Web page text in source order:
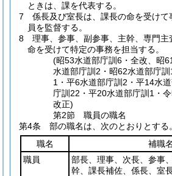
ときは、課を代表する。
7
係長及び室長は、課長の命を受け
員を監督する。
8
理事、参事、副参事、主幹、専門
命を受けて特定の事務を担当する。
(昭53水道部庁訓6・全改、昭
水道部庁訓2・昭62水道部庁
1・平6水道部庁訓2・平14水
庁訓22・平20水道部庁訓1・
改正)
第2節
職員の職名
第4条
部の職名は、次のとおりとする。
職名
補職名
職員
部長、理事、次長、参事
幹、課長補佐、係長、室